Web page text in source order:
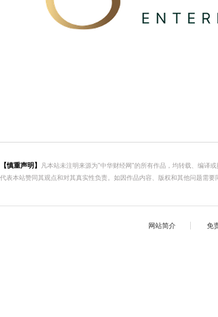
【慎重声明】
凡本站未注明来源为"中华财经网"的所有作品，均转载、编译
代表本站赞同其观点和对其真实性负责。如因作品内容、版权和其他问题需
网站简介 免